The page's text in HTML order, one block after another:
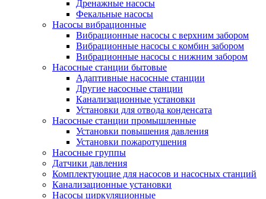
Дренажные насосы
Фекальные насосы
Насосы вибрационные
Вибрационные насосы с верхним забором
Вибрационные насосы с комбин забором
Вибрационные насосы с нижним забором
Насосные станции бытовые
Адаптивные насосные станции
Другие насосные станции
Канализационные установки
Установки для отвода конденсата
Насосные станции промышленные
Установки повышения давления
Установки пожаротушения
Насосные группы
Датчики давления
Комплектующие для насосов и насосных станций
Канализационные установки
Насосы циркуляционные